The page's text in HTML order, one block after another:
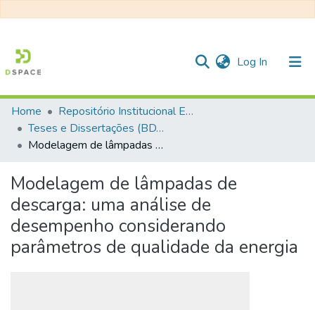
Log In (current)
Communities & Collections
All of DSpace
Statistics
Home
Repositório Institucional EESC
Teses e Dissertações (BDTD USP)
Modelagem de lâmpadas de descarga: uma análise de desempenho considerando parâmetros de qualidade da energia
Modelagem de lâmpadas de
descarga: uma análise de
desempenho considerando
parâmetros de qualidade da energia